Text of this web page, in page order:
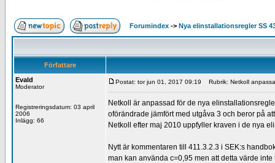
Forumindex -> Nya elinstallationsregler SS
Författare
Evald
Moderator
Registreringsdatum: 03 april
2006
Inlägg: 66
Postat: tor jun 01, 2017 09:19 Rubrik: Netkoll
Netkoll är anpassad för de nya
oförändrade jämfört med utgåva 3 och beror på
Netkoll efter maj 2010 uppfyller kraven i de nya
Nytt är kommentaren till 411.3.2.3 i SEK:s
man kan använda c=0,95 men att detta värde